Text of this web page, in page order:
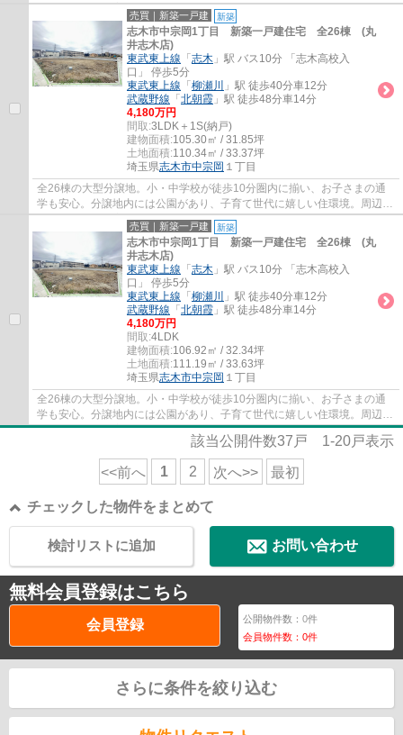
設もあわせてご案内いたしますので、お気軽...
売買｜新築一戸建 新築
志木市中宗岡1丁目 新築一戸建住宅 全26棟 (丸
井志木店)
東武東上線 「 志木 」駅 バス10分 「志木高校入
口」 停歩5分
東武東上線 「 柳瀬川
」駅 徒歩40分車12分
武蔵野線 「 北朝霞 」駅 徒歩48分車14分
4,180万円
間取:3LDK＋1S(納戸)
建物面積:105.30㎡ / 31.85坪
土地面積:110.34㎡ / 33.37坪
埼玉県志木市中宗岡 １丁目
全26棟の大型分譲地。小・中学校が徒歩10分圏内に揃い、お子さまの通
学も安心。分譲地内には公園があり、子育て世代に嬉しい住環境。周辺施
設もあわせてご案内いたしますので、お気軽...
売買｜新築一戸建 新築
志木市中宗岡1丁目 新築一戸建住宅 全26棟 (丸
井志木店)
東武東上線 「 志木 」駅 バス10分 「志木高校入
口」 停歩5分
東武東上線 「 柳瀬川
」駅 徒歩40分車12分
武蔵野線 「 北朝霞 」駅 徒歩48分車14分
4,180万円
間取:4LDK
建物面積:106.92㎡ / 32.34坪
土地面積:111.19㎡ / 33.63坪
埼玉県志木市中宗岡 １丁目
全26棟の大型分譲地。小・中学校が徒歩10分圏内に揃い、お子さまの通
学も安心。分譲地内には公園があり、子育て世代に嬉しい住環境。周辺施
設もあわせてご案内いたしますので、お気軽...
該当公開件数37 戸 1-20戸表示
<<前へ 1 2 次へ>> 最初
チェックした物件をまとめて
お問い合わせ
検討リストに追加
無料会員登録はこちら
会員登録 公開物件数：0件
会員物件数：0件
さらに条件を絞り込む